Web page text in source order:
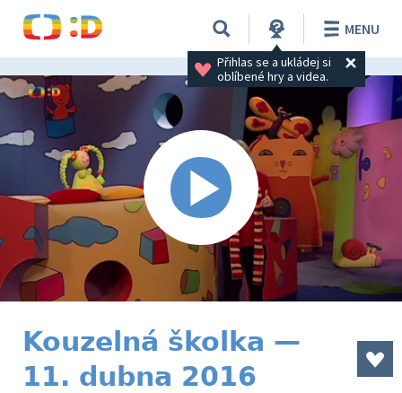
Přihlas se a ukládej si
oblíbené hry a videa.
MENU
Kouzelná školka —
11. dubna 2016